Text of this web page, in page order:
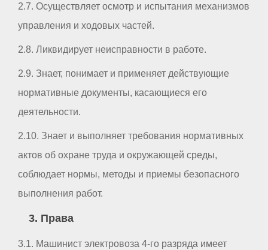
2.7. Осуществляет осмотр и испытания механизмов
управления и ходовых частей.
2.8. Ликвидирует неисправности в работе.
2.9. Знает, понимает и применяет действующие
нормативные документы, касающиеся его
деятельности.
2.10. Знает и выполняет требования нормативных
актов об охране труда и окружающей среды,
соблюдает нормы, методы и приемы безопасного
выполнения работ.
3. Права
3.1. Машинист электровоза 4-го разряда имеет